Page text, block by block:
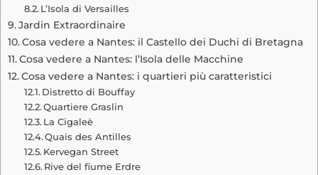
L’Isola di Versailles
Jardin Extraordinaire
Cosa vedere a Nantes: il Castello dei Duchi di Bretagna
Cosa vedere a Nantes: l’Isola delle Macchine
Cosa vedere a Nantes: i quartieri più caratteristici
Distretto di Bouffay
Quartiere Graslin
La Cigaleè
Quais des Antilles
Kervegan Street
Rive del fiume Erdre